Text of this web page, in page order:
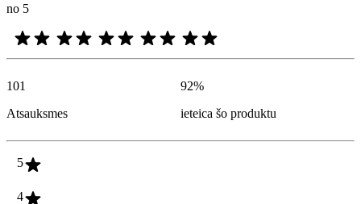
no 5
101
Atsauksmes
92%
ieteica šo produktu
5
4